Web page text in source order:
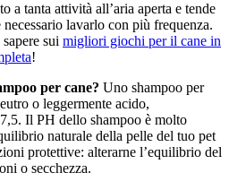
a tanta attività all’aria aperta e tende
lavarlo con più frequenza.
sui migliori giochi per il cane in
!
per cane? Uno shampoo per
o leggermente acido,
Il PH dello shampoo è molto
naturale della pelle del tuo pet
protettive: alterarne l’equilibrio del
o secchezza.